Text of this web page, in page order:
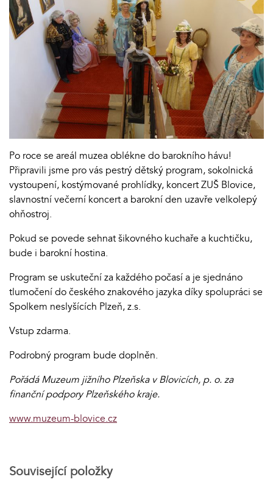
Po roce se areál muzea oblékne do barokního hávu!
Připravili jsme pro vás pestrý dětský program, sokolnická
vystoupení, kostýmované prohlídky, koncert ZUŠ Blovice,
slavnostní večerní koncert a barokní den uzavře velkolepý
ohňostroj.
Pokud se povede sehnat šikovného kuchaře a kuchtičku,
bude i barokní hostina.
Program se uskuteční za každého počasí a je sjednáno
tlumočení do českého znakového jazyka díky spolupráci se
Spolkem neslyšících Plzeň, z.s.
Vstup zdarma.
Podrobný program bude doplněn.
Pořádá Muzeum jižního Plzeňska v Blovicích, p. o. za
finanční podpory Plzeňského kraje.
www.muzeum-blovice.cz
Související položky